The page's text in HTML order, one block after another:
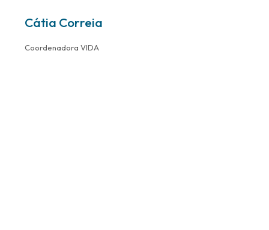
Cátia Correia
Coordenadora VIDA